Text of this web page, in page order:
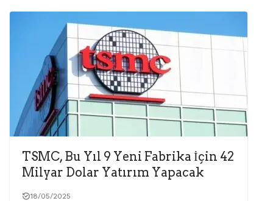
TSMC, Bu Yıl 9 Yeni Fabrika İçin 42
Milyar Dolar Yatırım Yapacak
18/05/2025